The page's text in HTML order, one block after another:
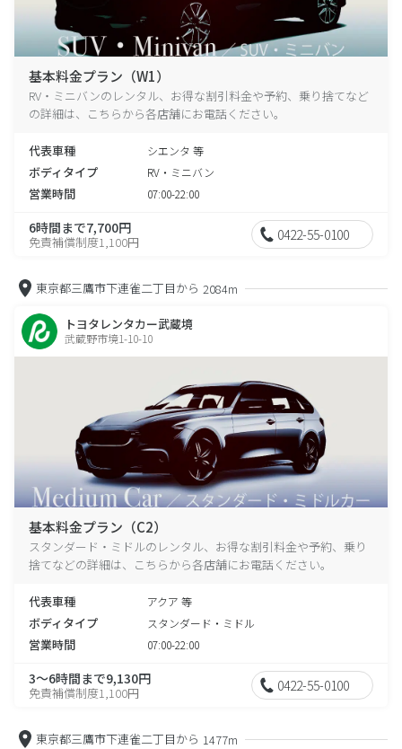
基本料金プラン（W1）
RV・ミニバンのレンタル、お得な割引料金や予約、乗り捨てなど
の詳細は、こちらから各店舗にお電話ください。
代表車種 シエンタ 等
ボディタイプ RV・ミニバン
営業時間 07:00-22:00
6時間まで7,700円
免責補償制度1,100円 0422-55-0100
東京都三鷹市下連雀二丁目から 2084m
トヨタレンタカー武蔵境
武蔵野市境1-10-10
基本料金プラン（C2）
スタンダード・ミドルのレンタル、お得な割引料金や予約、乗り
捨てなどの詳細は、こちらから各店舗にお電話ください。
代表車種 アクア 等
ボディタイプ スタンダード・ミドル
営業時間 07:00-22:00
3～6時間まで9,130円
免責補償制度1,100円 0422-55-0100
東京都三鷹市下連雀二丁目から 1477m